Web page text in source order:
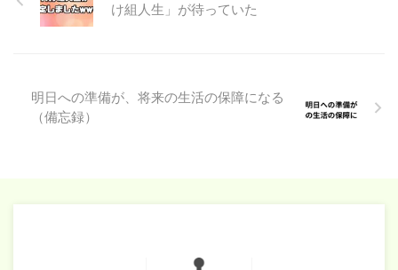
け組人生」が待っていた
明日への準備が、将来の生活の保障になる
（備忘録）